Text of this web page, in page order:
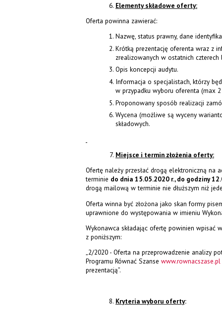
Elementy składowe oferty:
Oferta powinna zawierać:
Nazwę, status prawny, dane
Krótką prezentację oferenta wraz z
zrealizowanych w ostatnich czterech
Opis koncepcji audytu.
Informacja o specjalistach, którzy
w przypadku wyboru oferenta (max 2
Proponowany sposób realizacji
Wycena (możliwe są wyceny
składowych.
Miejsce i termin złożenia oferty:
Ofertę należy przesłać drogą elektroniczną na
terminie do dnia 15.05.2020 r., do godziny
drogą mailową w terminie nie dłuższym niż
Oferta winna być złożona jako skan formy
uprawnione do występowania w imieniu
Wykonawca składając ofertę powinien
z poniższym:
„2/2020 - Oferta na przeprowadzenie analizy
Programu Równać Szanse www.rownacszase.pl
prezentacją”.
Kryteria wyboru oferty: